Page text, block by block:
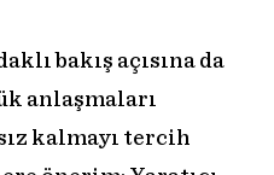
bakış açısına da
anlaşmaları
kalmayı tercih